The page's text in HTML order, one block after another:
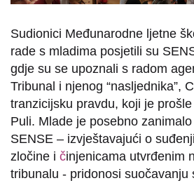
Sudionici Međunarodne ljetne
rade s mladima posjetili su
gdje su se upoznali s radom
Tribunal i njenog “nasljednika”,
tranzicijsku pravdu, koji je
Puli. Mlade je posebno
SENSE – izvještavajući o
zločine i činjenicama utvrđenim
tribunalu - pridonosi suočavanju